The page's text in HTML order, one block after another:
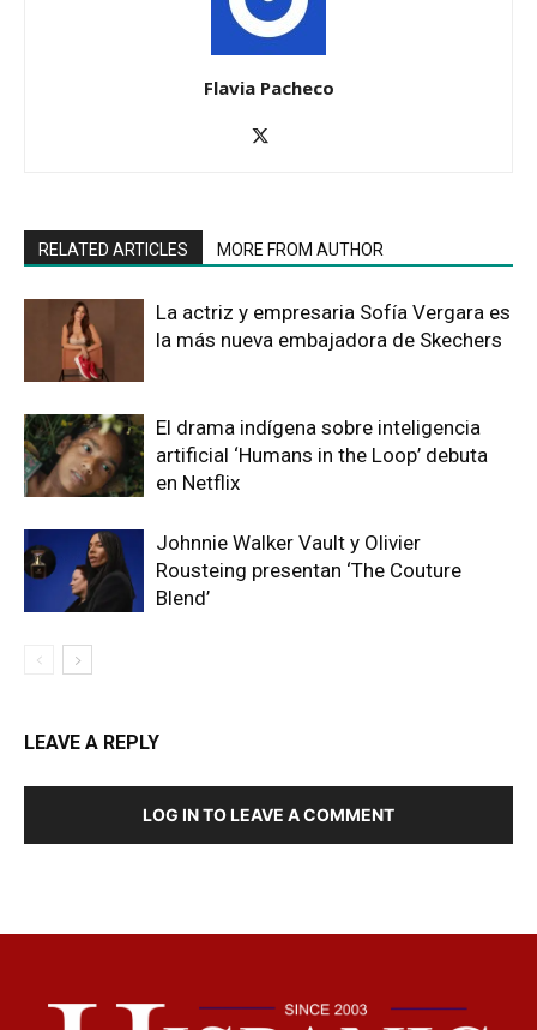
Flavia Pacheco
RELATED ARTICLES MORE FROM AUTHOR
La actriz y empresaria Sofía Vergara es
la más nueva embajadora de Skechers
El drama indígena sobre inteligencia
artificial ‘Humans in the Loop’ debuta
en Netflix
Johnnie Walker Vault y Olivier
Rousteing presentan ‘The Couture
Blend’
LEAVE A REPLY
LOG IN TO LEAVE A COMMENT